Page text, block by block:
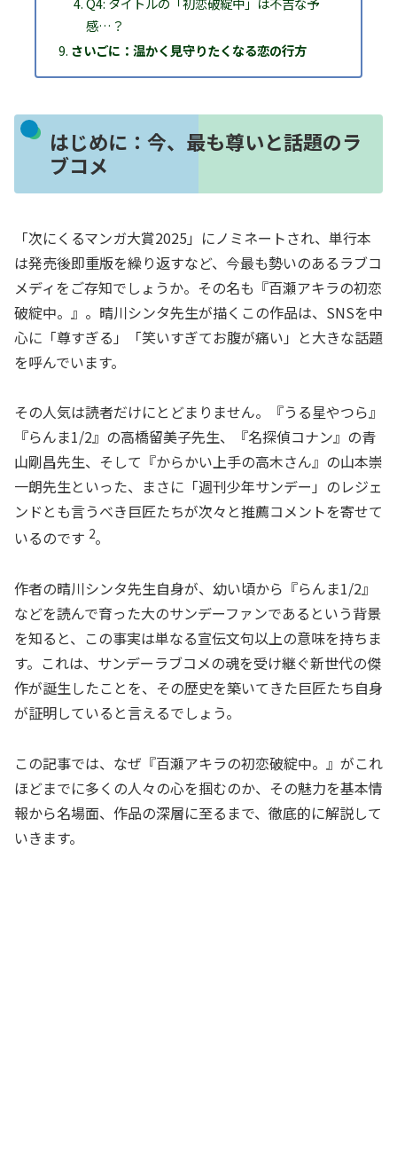
感…？
さいごに：温かく見守りたくなる恋の行方
はじめに：今、最も尊いと話題のラ
ブコメ
「次にくるマンガ大賞2025」にノミネートされ、単行本
は発売後即重版を繰り返すなど、今最も勢いのあるラブコ
メディをご存知でしょうか。その名も『百瀬アキラの初恋
破綻中。』。晴川シンタ先生が描くこの作品は、SNSを中
心に「尊すぎる」「笑いすぎてお腹が痛い」と大きな話題
を呼んでいます。
その人気は読者だけにとどまりません。『うる星やつら』
『らんま1/2』の高橋留美子先生、『名探偵コナン』の青
山剛昌先生、そして『からかい上手の高木さん』の山本崇
一朗先生といった、まさに「週刊少年サンデー」のレジェ
ンドとも言うべき巨匠たちが次々と推薦コメントを寄せて
いるのです 2。
作者の晴川シンタ先生自身が、幼い頃から『らんま1/2』
などを読んで育った大のサンデーファンであるという背景
を知ると、この事実は単なる宣伝文句以上の意味を持ちま
す。これは、サンデーラブコメの魂を受け継ぐ新世代の傑
作が誕生したことを、その歴史を築いてきた巨匠たち自身
が証明していると言えるでしょう。
この記事では、なぜ『百瀬アキラの初恋破綻中。』がこれ
ほどまでに多くの人々の心を掴むのか、その魅力を基本情
報から名場面、作品の深層に至るまで、徹底的に解説して
いきます。